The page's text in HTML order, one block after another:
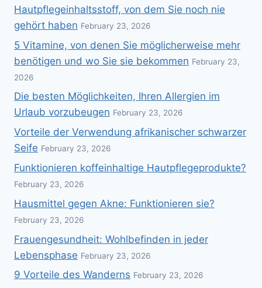
Hautpflegeinhaltsstoff, von dem Sie noch nie
gehört haben February 23, 2026
5 Vitamine, von denen Sie möglicherweise mehr
benötigen und wo Sie sie bekommen February 23,
2026
Die besten Möglichkeiten, Ihren Allergien im
Urlaub vorzubeugen February 23, 2026
Vorteile der Verwendung afrikanischer schwarzer
Seife February 23, 2026
Funktionieren koffeinhaltige Hautpflegeprodukte?
February 23, 2026
Hausmittel gegen Akne: Funktionieren sie?
February 23, 2026
Frauengesundheit: Wohlbefinden in jeder
Lebensphase February 23, 2026
9 Vorteile des Wanderns February 23, 2026